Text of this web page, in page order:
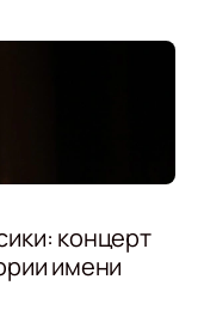
концерт
имени